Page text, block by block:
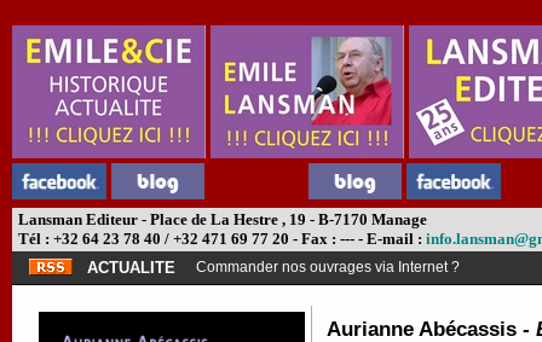
Lansman Editeur - Place de La Hestre , 19 - B-7170 Manage
Tél : +32 64 23 78 40 / +32 471 69 77 20 - Fax : --- - E-mail :
ACTUALITE
Commander nos ouvrages via Internet ?
Aurianne Abécassis -